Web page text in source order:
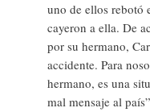
uno de ellos rebotó
cayeron a ella. De
por su hermano,
accidente. Para
hermano, es una
mal mensaje al